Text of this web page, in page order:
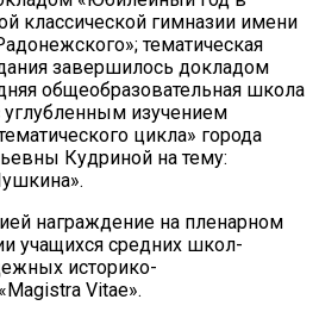
классической гимназии имени
тематическая
завершилось докладом
общеобразовательная школа
изучением
цикла» города
Кудриной на тему:
награждение на пленарном
учащихся средних школ-
историко-
Vitae».